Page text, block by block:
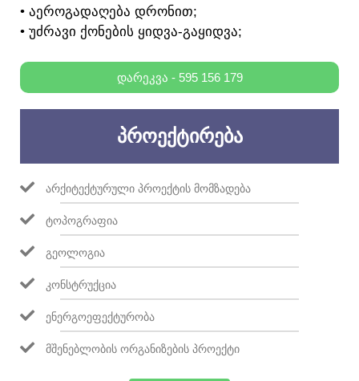
• ᲐᲔᲠᲝᲒᲐᲓᲐᲦᲔᲑᲐ ᲓᲠᲝᲜᲘᲗ;
• ᲣᲫᲠᲐᲕᲘ ᲥᲝᲜᲔᲑᲘᲡ ᲧᲘᲓᲕᲐ-ᲒᲐᲧᲘᲓᲕᲐ;
ᲓᲐᲠᲔᲙᲕᲐ - 595 156 179
ᲞᲠᲝᲔᲥᲢᲘᲠᲔᲑᲐ
ᲐᲠᲥᲘᲢᲔᲥᲢᲣᲠᲣᲚᲘ ᲞᲠᲝᲔᲥᲢᲘᲡ ᲛᲝᲛᲖᲐᲓᲔᲑᲐ
ᲢᲝᲞᲝᲒᲠᲐᲤᲘᲐ
ᲒᲔᲝᲚᲝᲒᲘᲐ
ᲙᲝᲜᲡᲢᲠᲣᲥᲪᲘᲐ
ᲔᲜᲔᲠᲒᲝᲔᲤᲔᲥᲢᲣᲠᲝᲑᲐ
ᲛᲨᲔᲜᲔᲑᲚᲝᲑᲘᲡ ᲝᲠᲒᲐᲜᲘᲖᲔᲑᲘᲡ ᲞᲠᲝᲔᲥᲢᲘ